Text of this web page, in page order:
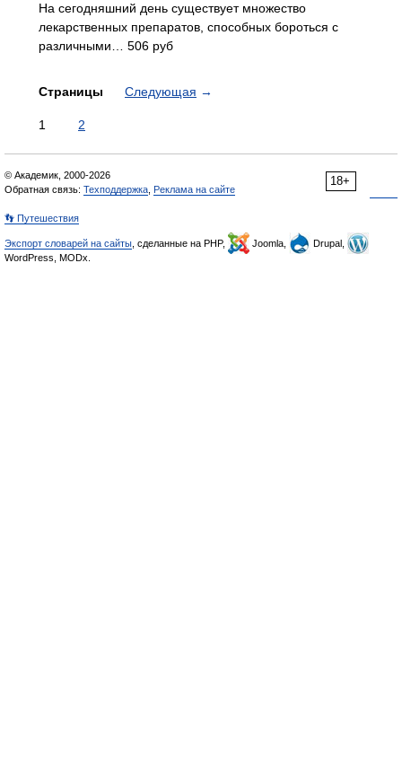
На сегодняшний день существует множество
лекарственных препаратов, способных бороться с
различными… 506 руб
Страницы Следующая →
1 2
18+
© Академик, 2000-2026
Обратная связь: Техподдержка Реклама на сайте
👣 Путешествия
Экспорт словарей на сайты , сделанные на PHP, Joomla,
Drupal,
WordPress, MODx.